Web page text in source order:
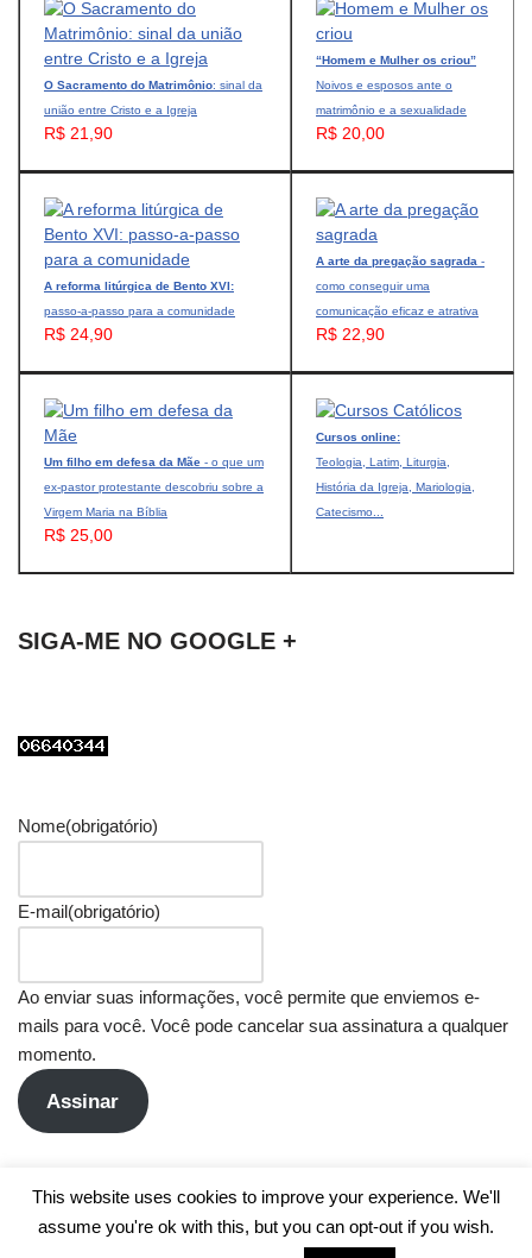
O Sacramento do Matrimônio: sinal da
união entre Cristo e a Igreja
R$ 21,90
“Homem e Mulher os criou”
Noivos e esposos ante o
matrimônio e a sexualidade
R$ 20,00
A reforma litúrgica de Bento XVI:
passo-a-passo para a comunidade
R$ 24,90
A arte da pregação sagrada -
como conseguir uma
comunicação eficaz e atrativa
R$ 22,90
Um filho em defesa da Mãe - o que um
ex-pastor protestante descobriu sobre a
Virgem Maria na Bíblia
R$ 25,00
Cursos online:
Teologia, Latim, Liturgia,
História da Igreja, Mariologia,
Catecismo...
SIGA-ME NO GOOGLE +
Nome(obrigatório)
E-mail(obrigatório)
Ao enviar suas informações, você permite que enviemos e-
mails para você. Você pode cancelar sua assinatura a qualquer
momento.
Assinar
This website uses cookies to improve your experience. We'll
assume you're ok with this, but you can opt-out if you wish.